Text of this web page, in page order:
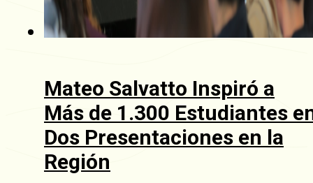
Mateo Salvatto Inspiró a
Más de 1.300 Estudiantes
Dos Presentaciones en la
Región